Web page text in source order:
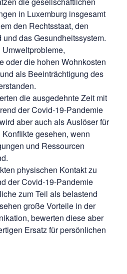
in Luxemburg insgesamt
den Rechtsstaat, den
das Gesundheitssystem.
oder die hohen Wohnkosten
als Beeinträchtigung des
die ausgedehnte Zeit mit
der Covid-19-Pandemie
aber auch als Auslöser für
gesehen, wenn
und Ressourcen
physischen Kontakt zu
der Covid-19-Pandemie
zum Teil als belastend
große Vorteile in der
bewerten diese aber
Ersatz für persönlichen